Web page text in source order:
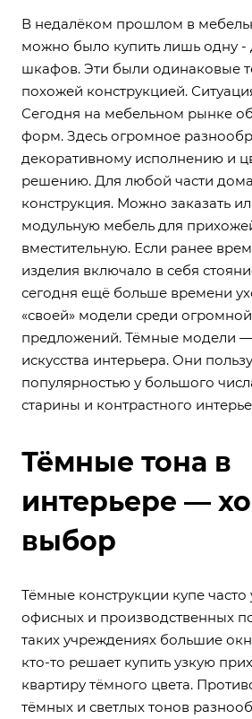
В недалёком прошлом в
можно было купить лишь одну -
шкафов. Эти были одинаковые
похожей конструкцией.
Сегодня на мебельном рынке
форм. Здесь огромное
декоративному исполнению и
решению. Для любой части
конструкция. Можно заказать
модульную мебель для
вместительную. Если ранее
изделия включало в себя
сегодня ещё больше времени
«своей» модели среди
предложений. Тёмные модели —
искусства интерьера. Они
популярностью у большого
старины и контрастного
Тёмные тона в
интерьере —
выбор
Тёмные конструкции купе часто
офисных и производственных
таких учреждениях большие
кто-то решает купить узкую
квартиру тёмного цвета.
тёмных и светлых тонов